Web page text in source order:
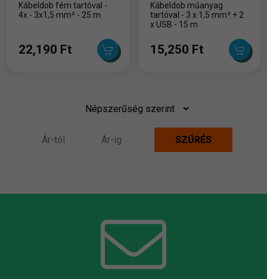
Kábeldob fém tartóval -
4x - 3x1,5 mm² - 25 m
22,190 Ft
Kábeldob műanyag
tartóval - 3 x 1,5 mm² + 2
x USB - 15 m
15,250 Ft